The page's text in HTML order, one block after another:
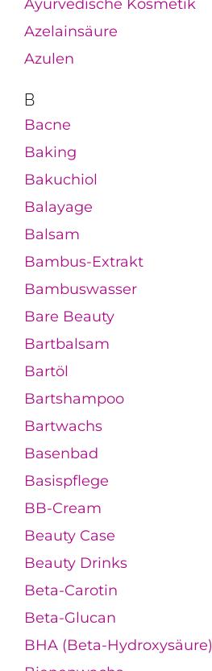
Ayurvedische Kosmetik
Azelainsäure
Azulen
B
Bacne
Baking
Bakuchiol
Balayage
Balsam
Bambus-Extrakt
Bambuswasser
Bare Beauty
Bartbalsam
Bartöl
Bartshampoo
Bartwachs
Basenbad
Basispflege
BB-Cream
Beauty Case
Beauty Drinks
Beta-Carotin
Beta-Glucan
BHA (Beta-Hydroxysäure)